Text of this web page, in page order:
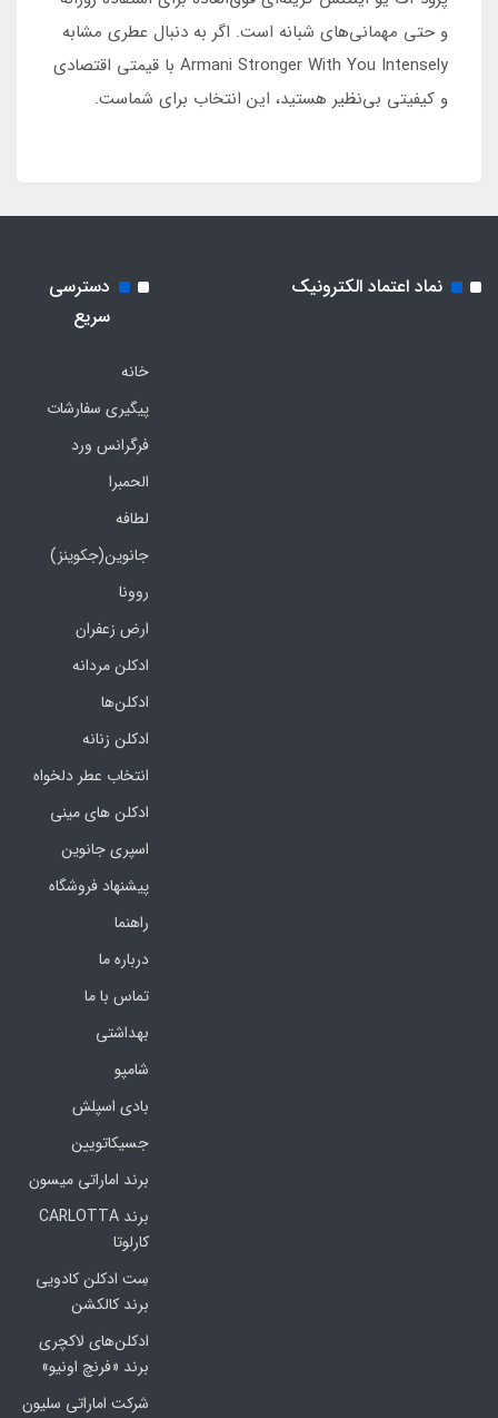
و حتی مهمانی‌های شبانه است. اگر به دنبال عطری مشابه
Armani Stronger With You Intensely با قیمتی اقتصادی
و کیفیتی بی‌نظیر هستید، این انتخاب برای شماست.
نماد اعتماد الکترونیک
دسترسی
سریع
خانه
پیگیری سفارشات
فرگرانس ورد
الحمبرا
لطافه
جانوین(جکوینز)
روونا
ارض زعفران
ادکلن مردانه
ادکلن‌ها
ادکلن زنانه
انتخاب عطر دلخواه
ادکلن های مینی
اسپری جانوین
پیشنهاد فروشگاه
راهنما
درباره ما
تماس با ما
بهداشتی
شامپو
بادی اسپلش
جسیکاتویین
برند اماراتی میسون
برند CARLOTTA
کارلوتا
سِت ادکلن کادویی
برند کالکشن
ادکلن‌های لاکچری
برند «فرنچ اونیو»
شرکت اماراتی سلیون